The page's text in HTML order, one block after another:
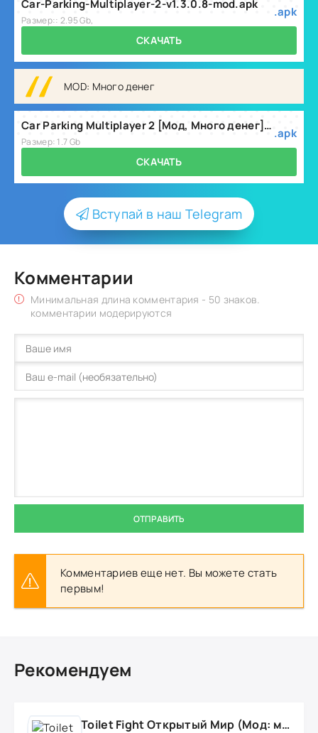
Car-Parking-Multiplayer-2-v1.3.0.8-mod.apk
Размер:: 2.95 Gb,
.apk
СКАЧАТЬ
MOD: Много денег
Car Parking Multiplayer 2 [Мод, Много денег] v1.3.2.3
Размер: 1.7 Gb
.apk
СКАЧАТЬ
Вступай в наш Telegram
Комментарии
Минимальная длина комментария - 50 знаков.
комментарии модерируются
ОТПРАВИТЬ
Комментариев еще нет. Вы можете стать
первым!
Рекомендуем
Toilet Fight Открытый Мир (Мод: много чипов, денег, все открыто, бессмертие, урон, 50+ читов)